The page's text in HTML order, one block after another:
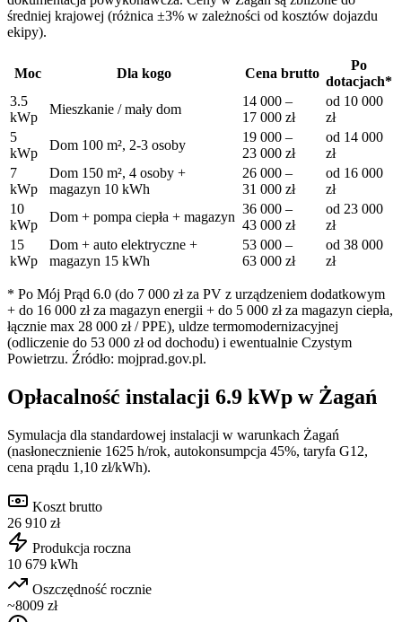
średniej krajowej (różnica ±3% w zależności od kosztów dojazdu
ekipy).
Moc Dla kogo Cena brutto
Po
dotacjach*
3.5
kWp
Mieszkanie / mały dom
14 000 –
17 000 zł
od 10 000
zł
5
kWp
Dom 100 m², 2-3 osoby
19 000 –
23 000 zł
od 14 000
zł
7
kWp
Dom 150 m², 4 osoby +
magazyn 10 kWh
26 000 –
31 000 zł
od 16 000
zł
10
kWp
Dom + pompa ciepła + magazyn
36 000 –
43 000 zł
od 23 000
zł
15
kWp
Dom + auto elektryczne +
magazyn 15 kWh
53 000 –
63 000 zł
od 38 000
zł
* Po Mój Prąd 6.0 (do 7 000 zł za PV z urządzeniem dodatkowym
+ do 16 000 zł za magazyn energii + do 5 000 zł za magazyn ciepła,
łącznie max 28 000 zł / PPE), uldze termomodernizacyjnej
(odliczenie do 53 000 zł od dochodu) i ewentualnie Czystym
Powietrzu. Źródło: mojprad.gov.pl.
Opłacalność instalacji 6.9 kWp w Żagań
Symulacja dla standardowej instalacji w warunkach Żagań
(nasłonecznienie 1625 h/rok, autokonsumpcja 45%, taryfa G12,
cena prądu 1,10 zł/kWh).
Koszt brutto
26 910 zł
Produkcja roczna
10 679 kWh
Oszczędność rocznie
~8009 zł